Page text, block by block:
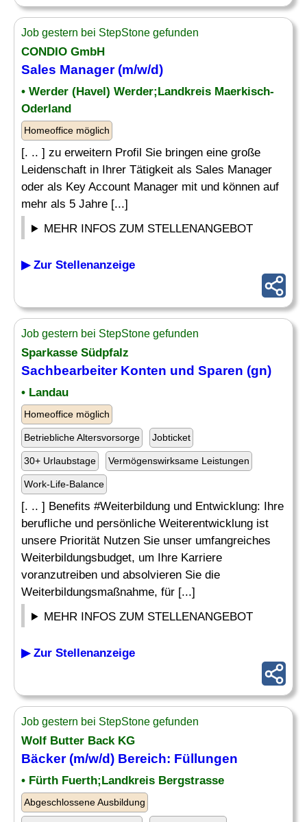
Job gestern bei StepStone gefunden
CONDIO GmbH
Sales Manager (m/w/d)
• Werder (Havel) Werder;Landkreis Maerkisch-
Oderland
Homeoffice möglich
[. .. ] zu erweitern Profil Sie bringen eine große
Leidenschaft in Ihrer Tätigkeit als Sales Manager
oder als Key Account Manager mit und können auf
mehr als 5 Jahre [...]
MEHR INFOS ZUM STELLENANGEBOT
▶ Zur Stellenanzeige
Job gestern bei StepStone gefunden
Sparkasse Südpfalz
Sachbearbeiter Konten und Sparen (gn)
• Landau
Homeoffice möglich
Betriebliche Altersvorsorge Jobticket
30+ Urlaubstage Vermögenswirksame Leistungen
Work-Life-Balance
[. .. ] Benefits #Weiterbildung und Entwicklung: Ihre
berufliche und persönliche Weiterentwicklung ist
unsere Priorität Nutzen Sie unser umfangreiches
Weiterbildungsbudget, um Ihre Karriere
voranzutreiben und absolvieren Sie die
Weiterbildungsmaßnahme, für [...]
MEHR INFOS ZUM STELLENANGEBOT
▶ Zur Stellenanzeige
Job gestern bei StepStone gefunden
Wolf Butter Back KG
Bäcker (m/w/d) Bereich: Füllungen
• Fürth Fuerth;Landkreis Bergstrasse
Abgeschlossene Ausbildung